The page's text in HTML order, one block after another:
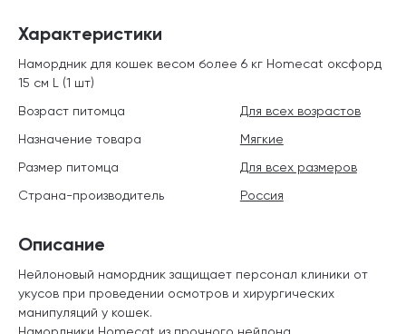
Описание
Нейлоновый намордник защищает персонал клиники от
укусов при проведении осмотров и хирургических
манипуляций у кошек.
Намордники Homecat из прочного нейлона
Характеристики
Намордник для кошек весом более 6 кг Homecat оксфорд
15 см L (1 шт)
Возраст питомца
Для всех возрастов
Назначение товара
Мягкие
Размер питомца
Для всех размеров
Страна-производитель
Россия